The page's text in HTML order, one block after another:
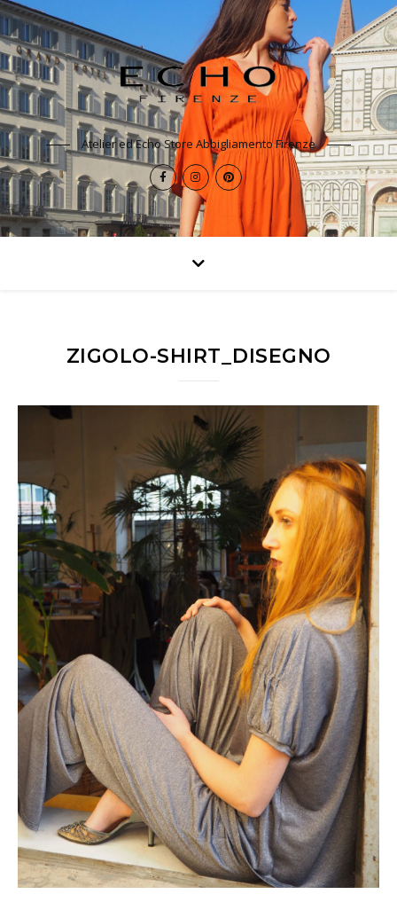
Atelier ed Echo Store Abbigliamento Firenze
ZIGOLO-SHIRT_DISEGNO